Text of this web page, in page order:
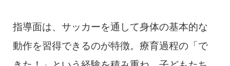
指導面は、サッカーを通して身体の基本的な
動作を習得できるのが特徴。療育過程の「で